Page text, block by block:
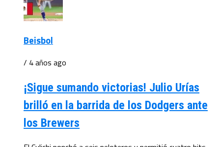
Beisbol
/ 4 años ago
¡Sigue sumando victorias! Julio Urías
brilló en la barrida de los Dodgers ante
los Brewers